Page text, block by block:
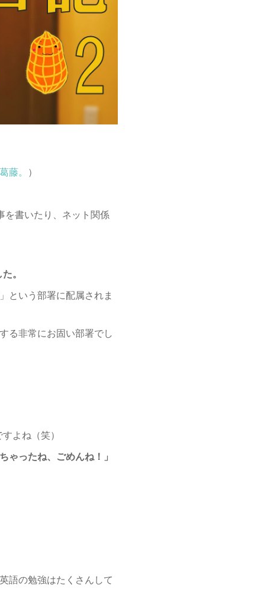
藤。 ）
を書いたり、ネット関係
。
という部署に配属されま
る非常にお固い部署でし
よね（笑）
ったね、ごめんね！」
語の勉強はたくさんして